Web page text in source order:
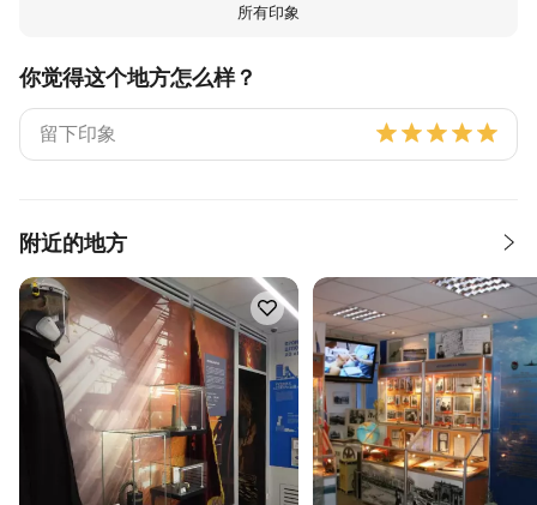
所有印象
你觉得这个地方怎么样？
附近的地方